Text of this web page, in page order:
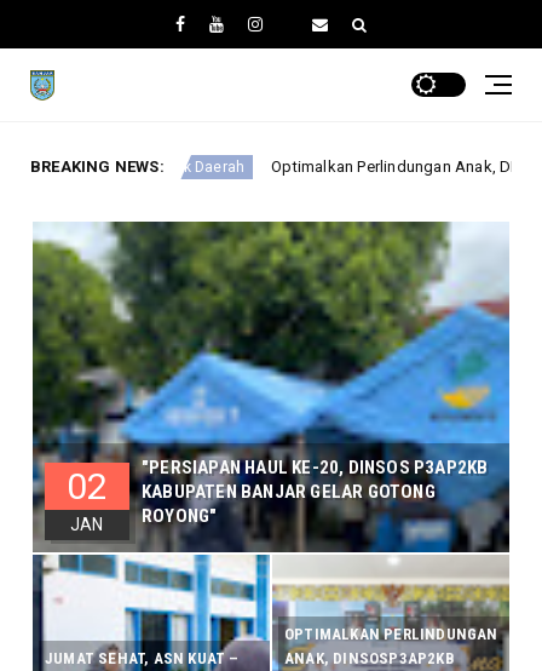
BREAKING NEWS:
Optimalkan Perlindungan Anak, DINSOSP3AP2KB Gelar Monev
"PERSIAPAN HAUL KE-20, DINSOS P3AP2KB
KABUPATEN BANJAR GELAR GOTONG
ROYONG"
02
JAN
JUMAT SEHAT, ASN KUAT –
OPTIMALKAN PERLINDUNGAN
ANAK, DINSOSP3AP2KB